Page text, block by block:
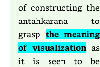
of constructing the
antahkarana to
grasp the meaning
of visualizationas
it is seen to be